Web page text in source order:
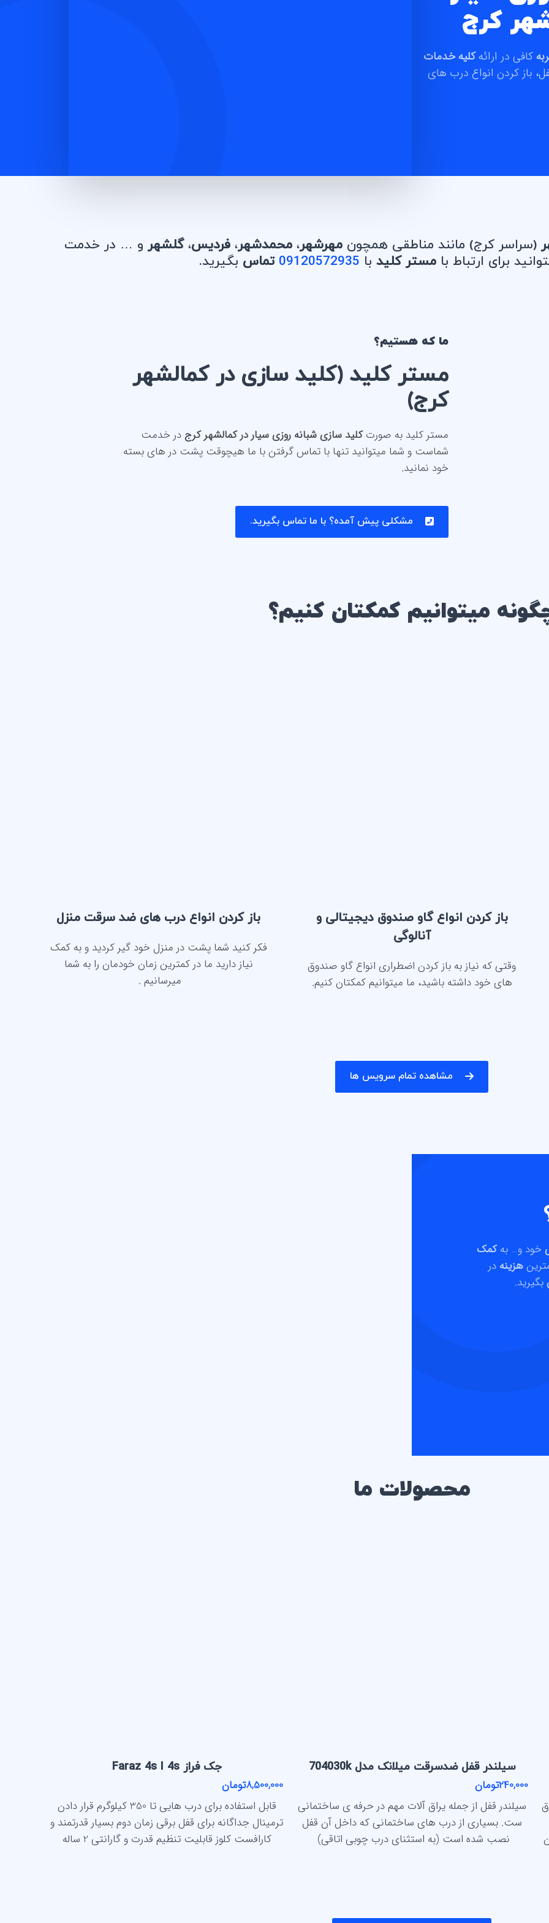
کرج
کافی در ارائهکلیه خدمات
باز کردن انواع درب های
(سراسر کرج) مانند مناطقی همچونمهرشهر،محمدشهر،فردیس،گلشهر و … در خدمت
برای ارتباط بامستر کلید با 09120572935 تماس بگیرید.
ما که هستیم؟
مستر کلید (کلید سازی در کمالشهر
کرج)
مستر کلید به صورتکلید سازی شبانه روزی سیار در کمالشهر کرجدر خدمت
شماست و شما میتوانید تنها با تماس گرفتن با ما هیچوقت پشت در های بسته
خود نمانید.
مشکلی پیش آمده؟ با ما تماس بگیرید.
میتوانیم کمکتان کنیم؟
باز کردن انواع گاو صندوق دیجیتالی و
آنالوگی
وقتی که نیاز به باز کردن اضطراری انواع گاو صندوق
های خود داشته باشید، ما میتوانیم کمکتان کنیم.
باز کردن انواع درب های ضد سرقت منزل
فکر کنید شما پشت در منزل خود گیر کردید و به کمک
نیاز دارید ما در کمترین زمان خودمان را به شما
میرسانیم .
مشاهده تمام سرویس ها
خود و… بهکمک
هزینه در
بگیرید.
محصولات ما
سیلندر قفل ضدسرقت میلانک مدل 704030k
240,000تومان
سیلندر قفل از جمله یراق آلات مهم در حرفه ی ساختمانی
ست. بسیاری از درب های ساختمانی که داخل آن قفل
نصب شده است (به استثنای درب چوبی اتاقی)
جک فراز Faraz 4s I 4s
8,500,000تومان
قابل استفاده برای درب هایی تا 350 کیلوگرم قرار دادن
ترمینال جداگانه برای قفل برقی زمان دوم بسیار قدرتمند و
کارافست کلوز قابلیت تنظیم قدرت و گارانتی 2 ساله